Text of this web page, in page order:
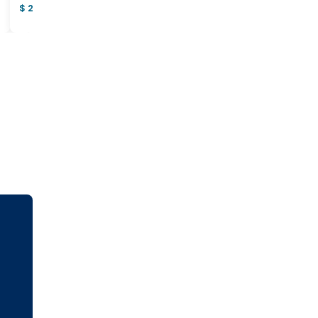
$ 2.900.000.000